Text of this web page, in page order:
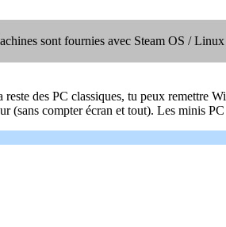
sont fournies avec Steam OS /
des PC classiques, tu peux remettre
compter écran et tout). Les minis